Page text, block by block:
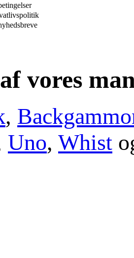
vores
,
Uno, Whist